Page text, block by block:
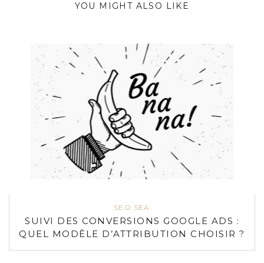
YOU MIGHT ALSO LIKE
SEO SEA
SUIVI DES CONVERSIONS GOOGLE ADS :
QUEL MODÈLE D’ATTRIBUTION CHOISIR ?